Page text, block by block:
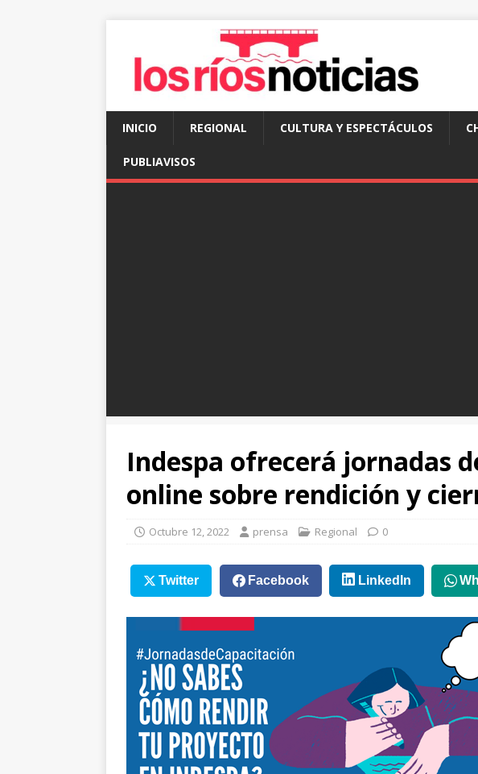
INICIO REGIONAL CULTURA Y ESPECTÁCULOS
PUBLIAVISOS
Indespa ofrecerá jornadas
online sobre rendición y
Octubre 12, 2022 prensa Regional 0
Twitter Facebook LinkedIn